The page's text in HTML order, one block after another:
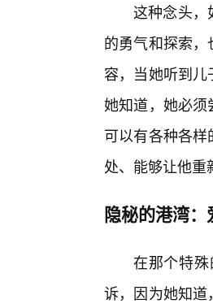
这种念头，
的勇气和探索
容，当她听到
她知道，她必
可以有各种各
处、能够让他重
隐秘的港湾
在那个特
诉，因为她知